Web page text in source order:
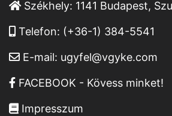
Székhely: 1141 Budapest,
Telefon: (+36-1) 384-5541
E-mail: ugyfel@vgyke.com
FACEBOOK - Kövess minket!
Impresszum